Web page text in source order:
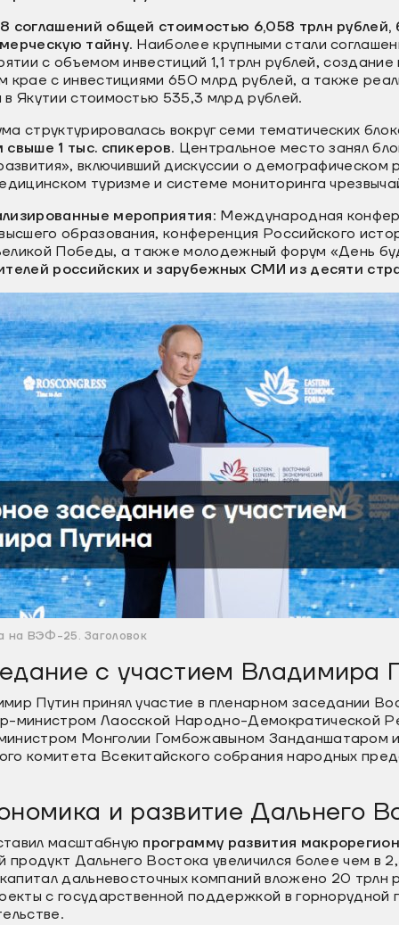
соглашений общей стоимостью 6,058 трлн рублей,
тайну. Наиболее крупными стали
с объемом инвестиций 1,1 трлн рублей,
крае с инвестициями 650 млрд рублей, а также
Якутии стоимостью 535,3 млрд рублей.
структурировалась вокруг семи тематических
1 тыс. спикеров. Центральное место занял
включивший дискуссии о демографическом
туризме и системе мониторинга
мероприятия: Международная
образования, конференция Российского
Победы, а также молодежный форум «День
российских и зарубежных СМИ из десяти
на ВЭФ-25. Заголовок
с участием Владимира
Путин принял участие в пленарном заседании
министром Лаосской Народно-Демократической
Монголии Гомбожавыном Занданшатаром
комитета Всекитайского собрания народных
и развитие Дальнего
масштабную программу развития
продукт Дальнего Востока увеличился более чем в
дальневосточных компаний вложено 20 трлн
с государственной поддержкой в горнорудной